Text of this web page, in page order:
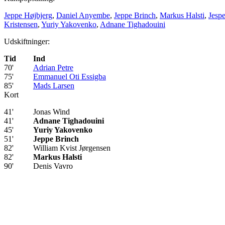
Jeppe Højbjerg, Daniel Anyembe, Jeppe Brinch, Markus Halsti,
Kristensen, Yuriy Yakovenko, Adnane Tighadouini
Udskiftninger:
Tid
Ind
70'
Adrian Petre
75'
Emmanuel Oti Essigba
85'
Mads Larsen
Kort
41'
Jonas Wind
41'
Adnane Tighadouini
45'
Yuriy Yakovenko
51'
Jeppe Brinch
82'
William Kvist Jørgensen
82'
Markus Halsti
90'
Denis Vavro